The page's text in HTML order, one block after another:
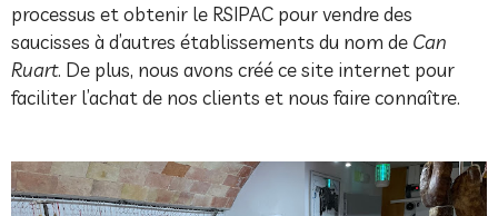
processus et obtenir le RSIPAC pour vendre des
saucisses à d’autres établissements du nom de Can
Ruart. De plus, nous avons créé ce site internet pour
faciliter l’achat de nos clients et nous faire connaître.